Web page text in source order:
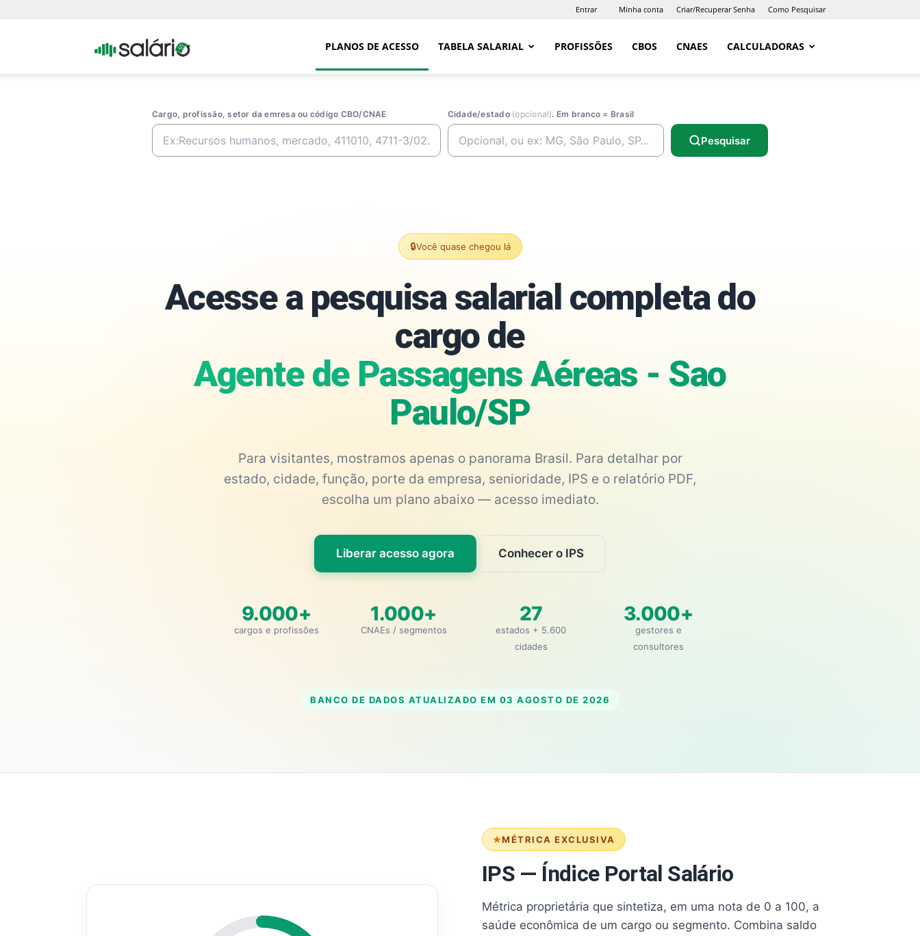
Entrar Minha conta Criar/Recuperar Senha Como Pesquisar
Portal PLANOS DE ACESSO TABELA SALARIAL PROFISSÕES CBOS CNAES CALCULADORAS
Cargo, profissão, setor da emresa ou código CBO/CNAE Cidade/estado (opcional). Em branco = Brasil
Pesquisar
🔒Você quase chegou lá
Acesse a pesquisa salarial completa do
cargo de
Agente de Passagens Aéreas - Sao
Paulo/SP
Para visitantes, mostramos apenas o panorama Brasil. Para detalhar por
estado, cidade, função, porte da empresa, senioridade, IPS e o relatório PDF,
escolha um plano abaixo — acesso imediato.
Liberar acesso agora Conhecer o IPS
9.000+
cargos e profissões
1.000+
CNAEs / segmentos
27
estados + 5.600
cidades
3.000+
gestores e
consultores
BANCO DE DADOS ATUALIZADO EM 03 AGOSTO DE 2026
MÉTRICA EXCLUSIVA
IPS — Índice Portal Salário
Métrica proprietária que sintetiza, em uma nota de 0 a 100, a
saúde econômica de um cargo ou segmento. Combina saldo